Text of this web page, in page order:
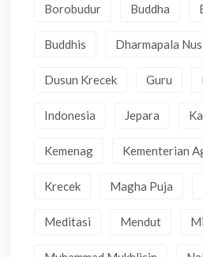
Borobudur Buddha
Buddhis Dharmapala
Dusun Krecek Guru
Indonesia Jepara
Kemenag Kementerian
Krecek Magha Puja
Meditasi Mendut